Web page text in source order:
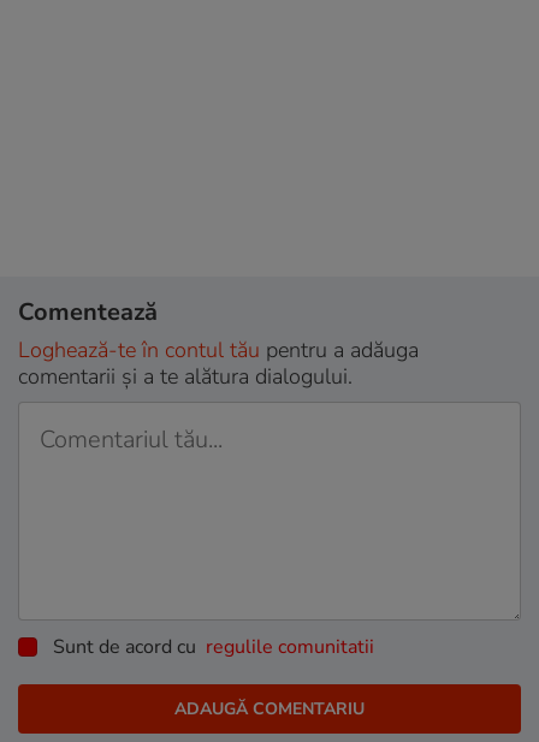
Comentează
Loghează-te în contul tău pentru a adăuga
comentarii și a te alătura dialogului.
Sunt de acord cu regulile comunitatii